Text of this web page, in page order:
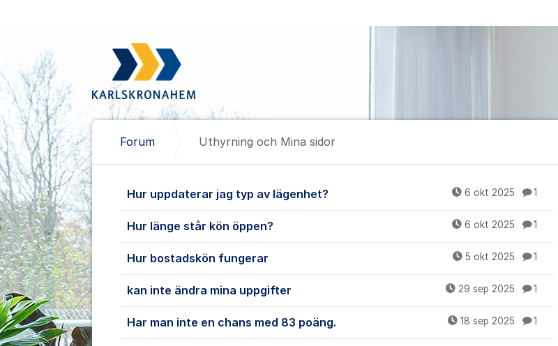
Forum Uthyrning och Mina sidor
Uthyrning och Mina sidor
Hur uppdaterar jag typ av lägenhet? 6 okt 2025 1
Hur länge står kön öppen? 6 okt 2025 1
Hur bostadskön fungerar 5 okt 2025 1
kan inte ändra mina uppgifter 29 sep 2025 1
Har man inte en chans med 83 poäng. 18 sep 2025 1